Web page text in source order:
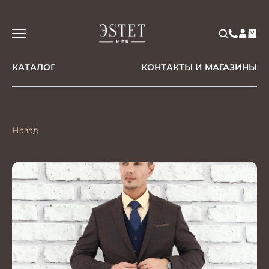
КАТАЛОГ КОНТАКТЫ И МАГАЗИНЫ
Назад